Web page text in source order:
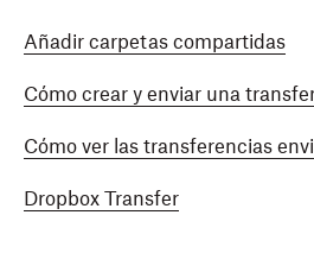
Añadir carpetas compartidas
Cómo crear y enviar una
Cómo ver las transferencias
Dropbox Transfer